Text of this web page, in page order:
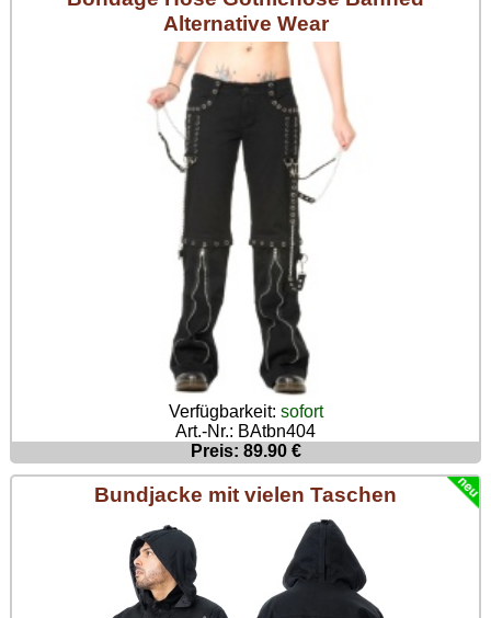
Alternative Wear
Verfügbarkeit: sofort
Art.-Nr.: BAtbn404
Preis: 89.90 €
Bundjacke mit vielen Taschen